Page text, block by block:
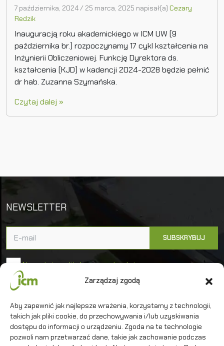
Zarządzaj zgodą
Aby zapewnić jak najlepsze wrażenia, korzystamy z technologii,
takich jak pliki cookie, do przechowywania i/lub uzyskiwania
dostępu do informacji o urządzeniu. Zgoda na te technologie
pozwoli nam przetwarzać dane, takie jak zachowanie podczas
7 października, 2024/ 25 marca, 2025 napisał(a) Cezary
Redzik
Inauguracją roku akademickiego w ICM UW (9
października br.) rozpoczynamy 17 cykl kształcenia na
Inżynierii Obliczeniowej. Funkcję Dyrektora ds.
kształcenia (KJD) w kadencji 2024-2028 będzie pełnić
dr hab. Zuzanna Szymańska.
Czytaj dalej »
NEWSLETTER
Akceptuję politykę prywatności
Uniwersytet Warszawski
Interdyscyplinarne Centrum Modelowania
Matematycznego i Komputerowego